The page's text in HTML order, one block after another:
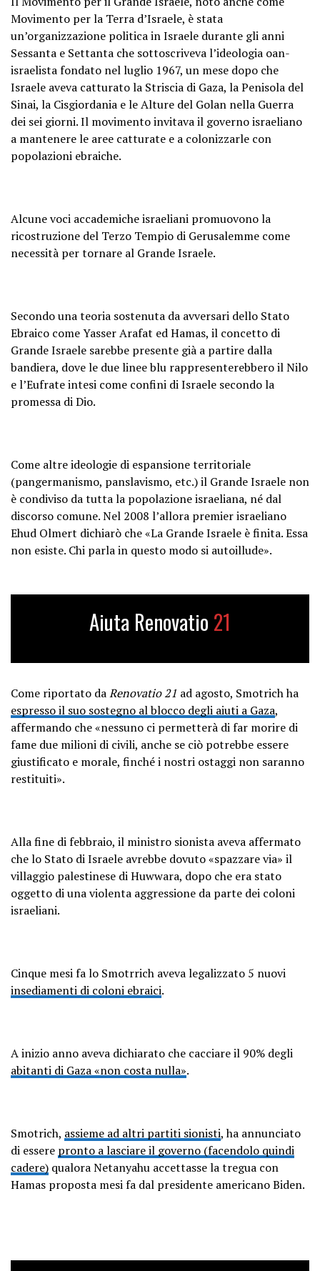
Movimento per la Terra d’Israele, è stata
un’organizzazione politica in Israele durante gli anni
Sessanta e Settanta che sottoscriveva l’ideologia oan-
israelista fondato nel luglio 1967, un mese dopo che
Israele aveva catturato la Striscia di Gaza, la Penisola del
Sinai, la Cisgiordania e le Alture del Golan nella Guerra
dei sei giorni. Il movimento invitava il governo israeliano
a mantenere le aree catturate e a colonizzarle con
popolazioni ebraiche.
Alcune voci accademiche israeliani promuovono la
ricostruzione del Terzo Tempio di Gerusalemme come
necessità per tornare al Grande Israele.
Secondo una teoria sostenuta da avversari dello Stato
Ebraico come Yasser Arafat ed Hamas, il concetto di
Grande Israele sarebbe presente già a partire dalla
bandiera, dove le due linee blu rappresenterebbero il Nilo
e l’Eufrate intesi come confini di Israele secondo la
promessa di Dio.
Come altre ideologie di espansione territoriale
(pangermanismo, panslavismo, etc.) il Grande Israele non
è condiviso da tutta la popolazione israeliana, né dal
discorso comune. Nel 2008 l’allora premier israeliano
Ehud Olmert dichiarò che «La Grande Israele è finita. Essa
non esiste. Chi parla in questo modo si autoillude».
Aiuta Renovatio 21
Come riportato daRenovatio 21 ad agosto, Smotrich ha
espresso il suo sostegno al blocco degli aiuti a Gaza,
affermando che «nessuno ci permetterà di far morire di
fame due milioni di civili, anche se ciò potrebbe essere
giustificato e morale, finché i nostri ostaggi non saranno
restituiti».
Alla fine di febbraio, il ministro sionista aveva affermato
che lo Stato di Israele avrebbe dovuto «spazzare via» il
villaggio palestinese di Huwwara, dopo che era stato
oggetto di una violenta aggressione da parte dei coloni
israeliani.
Cinque mesi fa lo Smotrrich aveva legalizzato 5 nuovi
insediamenti di coloni ebraici.
A inizio anno aveva dichiarato che cacciare il 90% degli
abitanti di Gaza «non costa nulla».
Smotrich, assieme ad altri partiti sionisti, ha annunciato
di essere pronto a lasciare il governo (facendolo quindi
cadere) qualora Netanyahu accettasse la tregua con
Hamas proposta mesi fa dal presidente americano Biden.